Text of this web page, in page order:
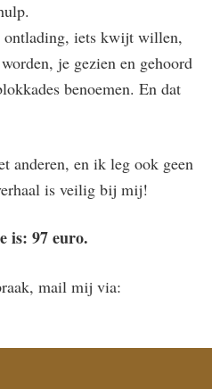
iets kwijt willen,
je gezien en gehoord
benoemen. En dat
anderen, en ik leg ook geen
is veilig bij mij!
is: 97 euro.
mail mij via: